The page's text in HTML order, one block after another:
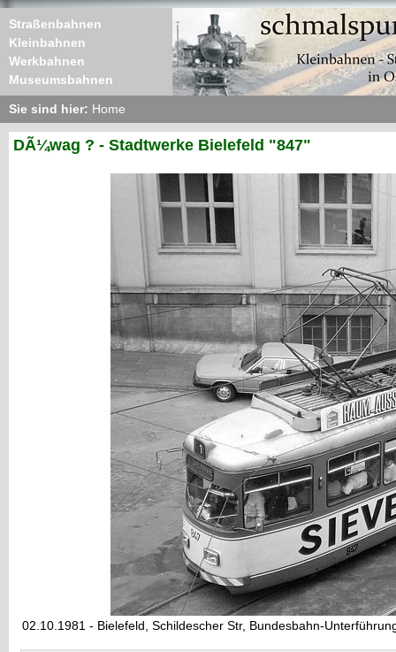
Straßenbahnen
Kleinbahnen
Werkbahnen
Museumsbahnen
Sie sind hier: Home
DÃ¼wag ? - Stadtwerke Bielefeld "847"
02.10.1981 - Bielefeld, Schildescher Str, Bundesbahn-